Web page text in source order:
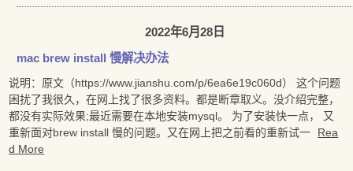
2022年6月28日
mac brew install 慢解决办法
说明：原文（https://www.jianshu.com/p/6ea6e19c060d） 这个问题
困扰了我很久，在网上找了很多资料。都是断章取义。没介绍完整，
都没有实际效果;最近需要在本地安装mysql。 为了安装快一点， 又
重新面对brew install 慢的问题。又在网上把之前看的重新试一
Rea
d More